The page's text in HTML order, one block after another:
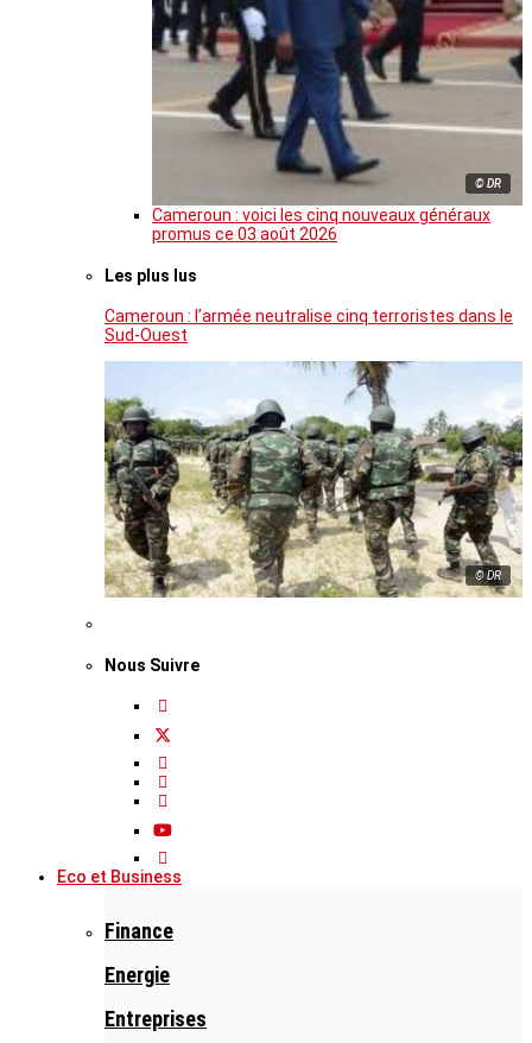
© DR
Cameroun : voici les cinq nouveaux généraux
promus ce 03 août 2026
Les plus lus
Cameroun : l’armée neutralise cinq terroristes dans le
Sud-Ouest
© DR
Nous Suivre
Eco et Business
Finance
Energie
Entreprises